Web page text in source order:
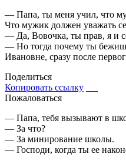
— Папа, ты меня учил, что
Что мужик должен уважать
— Да, Вовочка, ты прав, я и
— Но тогда почему ты
Ивановне, сразу после
Поделиться
Копировать ссылку
Пожаловаться
— Папа, тебя вызывают в
— За что?
— За минирование школы.
— Господи, когда ты ее